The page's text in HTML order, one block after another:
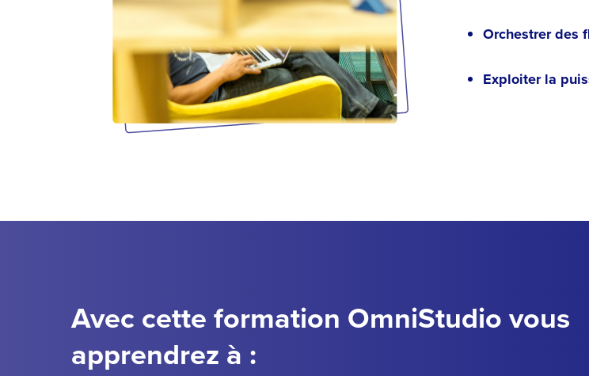
Orchestrer des
Exploiter la
Avec cette formation OmniStudio vous
apprendrez à :